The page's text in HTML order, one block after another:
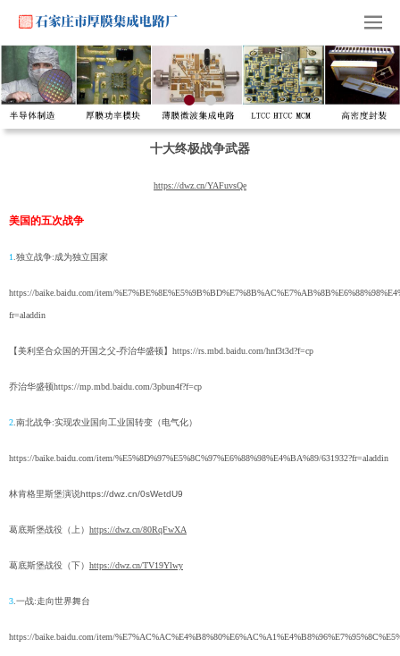
十大终极战争武器
https://dwz.cn/YAFuvsQe
美国的五次战争
1 .独立战争:成为独立国家
https://baike.baidu.com/item/
fr=aladdin
【美利坚合众国的开国之父-乔治华盛顿】 https://rs.mbd.baidu.com/hnf3t3d?f=cp
乔治华盛顿https://mp.mbd.baidu.com/3pbun4f?f=cp
2 .南北战争:实现农业国向工业国转变（电气化）
https://baike.baidu.com/item/%E5%8D%97%E5%8C%97%E6%88%98%E4%BA%89/631932?fr=aladdin
林肯格里斯堡演说https://dwz.cn/0sWetdU9
葛底斯堡战役（上） https://dwz.cn/80RqFwXA
葛底斯堡战役（下） https://dwz.cn/TV19Ylwy
3 .一战:走向世界舞台
https://baike.baidu.com/item/